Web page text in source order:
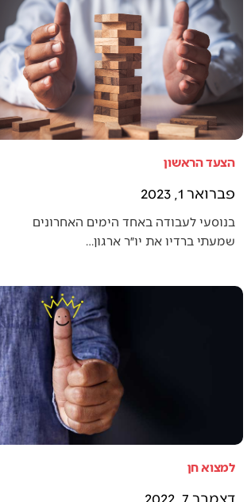
הצעד הראשון
פברואר 1, 2023
בנוסעי לעבודה באחד הימים האחרונים
שמעתי ברדיו את יו״ר ארגון…
למצוא חן
דצמבר 7, 2022